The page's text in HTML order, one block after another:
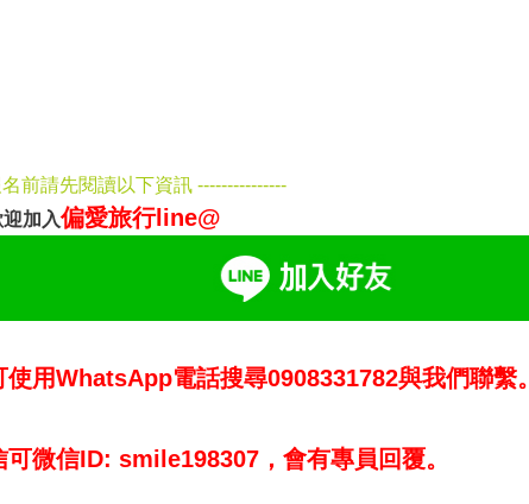
前請先閱讀以下資訊 ---------------
加入偏愛旅行line@
用WhatsApp電話搜尋0908331782與我們聯繫。
可微信ID: smile198307，會有專員回覆。